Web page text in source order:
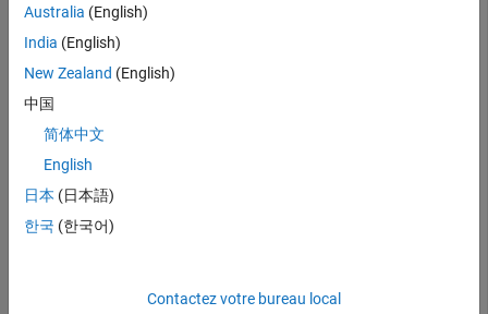
optimizedPG = optimizePoseGraph(pg);
Australia (English)
India (English)
New Zealand (English)
中国
简体中文
English
日本 (日本語)
한국 (한국어)
Contactez votre bureau local